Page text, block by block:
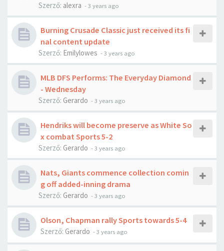
Szerző: alexra -3 years ago
Burning Crusade Classic just received its fi
nal content update
Szerző: Emilylowes -3 years ago
MLB DFS Performs: The Everyday Diamond
- Wednesday
Szerző: Gerardo -3 years ago
Hendriks will become preserve as White So
x combat Sports 5-2
Szerző: Gerardo -3 years ago
Nats, Giants commence collection comin
g off added-inning drama
Szerző: Gerardo -3 years ago
Olson, Chapman rally Sports towards 5-4
Szerző: Gerardo -3 years ago